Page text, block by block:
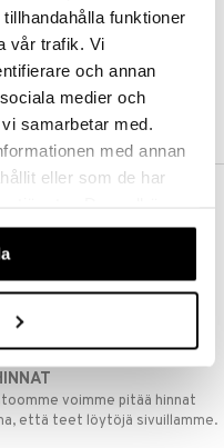
funktioner
vår trafik. Vi
och annan
medier och
samarbetar med.
med annan
eller som de har
av vår webbplats.
siitä ostatko yksittäisen
joka ylittää 50 €.
normaalisti samana
voimme pitää hinnat
että teet löytöjä sivuillamme.